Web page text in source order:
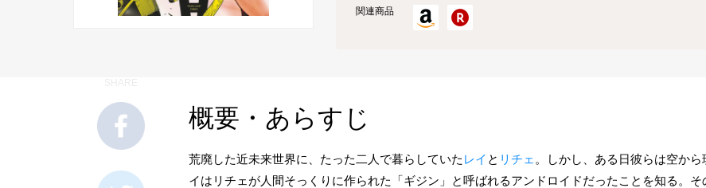
関連商品
概要・あらすじ
荒廃した近未来世界に、たった二人で暮らしていた レイ と リチェ 。しかし、ある日彼らは空か
イはリチェが人間そっくりに作られた「ギジン」と呼ばれるアンドロイドだったことを知る。